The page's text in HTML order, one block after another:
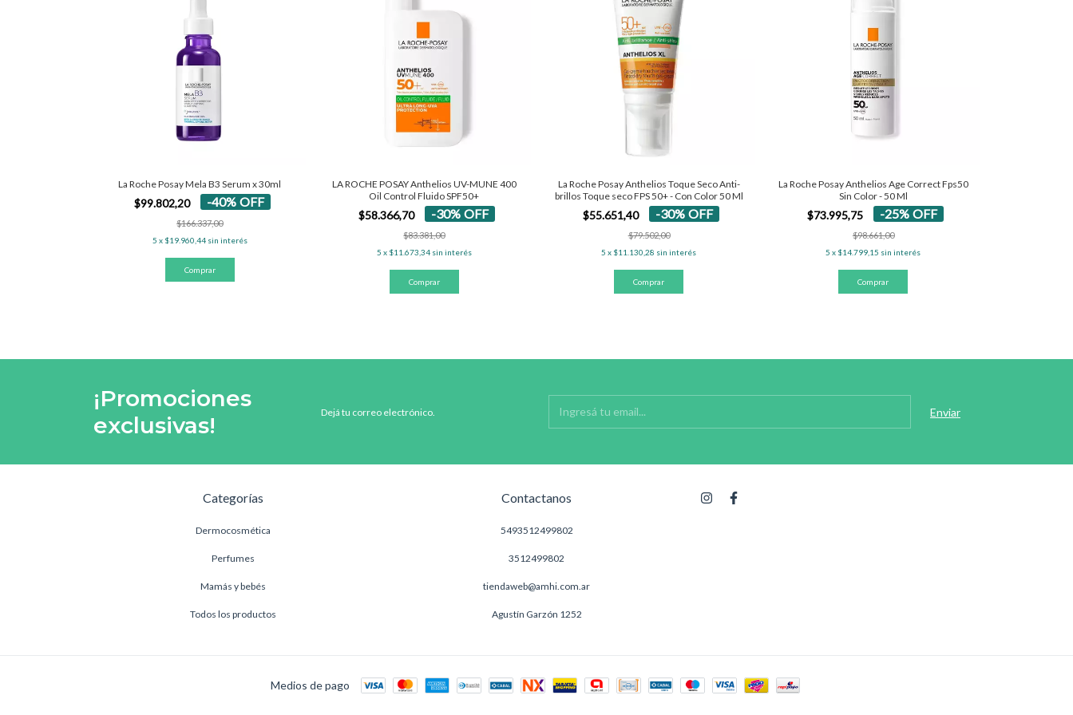
La Roche Posay Mela B3 Serum x 30ml
$99.802,20 -40% OFF
$166.337,00
5 x $19.960,44 sin interés
LA ROCHE POSAY Anthelios UV-MUNE 400
Oil Control Fluido SPF50+
$58.366,70 -30% OFF
$83.381,00
5 x $11.673,34 sin interés
La Roche Posay Anthelios Toque Seco Anti-
brillos Toque seco FPS 50+ - Con Color 50 Ml
$55.651,40 -30%OFF
$79.502,00
5 x $11.130,28 sin interés
La Roche Posay Anthelios Age Correct Fps50
Sin Color - 50 Ml
$73.995,75 -25%OFF
$98.661,00
5 x $14.799,15 sin interés
¡Promociones
exclusivas!
Dejá tu correo electrónico.
Categorías
Dermocosmética
Perfumes
Mamás y bebés
Todos los productos
Contactanos
5493512499802
3512499802
tiendaweb@amhi.com.ar
Agustín Garzón 1252
Medios de pago